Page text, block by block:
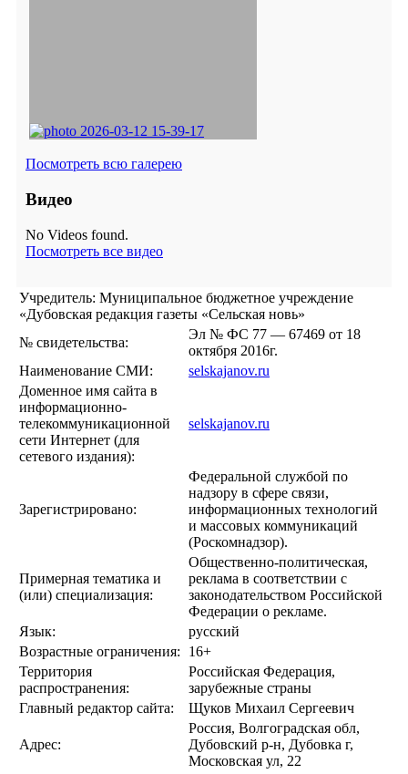
Посмотреть всю галерею
Видео
No Videos found.
Посмотреть все видео
Учредитель: Муниципальное бюджетное учреждение
«Дубовская редакция газеты «Сельская новь»
№ свидетельства:
Эл № ФС 77 — 67469 от 18
октября 2016г.
Наименование СМИ:
selskajanov.ru
Доменное имя сайта в
информационно-
телекоммуникационной
сети Интернет (для
сетевого издания):
selskajanov.ru
Зарегистрировано:
Федеральной службой по
надзору в сфере связи,
информационных технологий
и массовых коммуникаций
(Роскомнадзор).
Примерная тематика и
(или) специализация:
Общественно-политическая,
реклама в соответствии с
законодательством Российской
Федерации о рекламе.
Язык:
русский
Возрастные ограничения:
16+
Территория
распространения:
Российская Федерация,
зарубежные страны
Главный редактор сайта:
Щуков Михаил Сергеевич
Адрес:
Россия, Волгоградская обл,
Дубовский р-н, Дубовка г,
Московская ул, 22